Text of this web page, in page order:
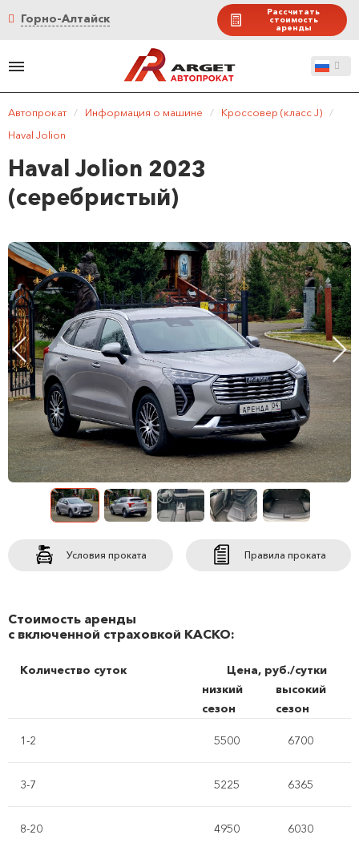
Горно-Алтайск Рассчитать
стоимость
аренды
Автопрокат / Информация о машине / Кроссовер (класс J)
/
Haval Jolion
Haval Jolion 2023
(серебристый)
Условия проката Правила проката
Стоимость аренды
с включенной страховкой КАСКО:
Количество суток
Цена, руб./сутки
низкий
сезон
высокий
сезон
1-2 5500 6700
3-7 5225 6365
8-20 4950 6030